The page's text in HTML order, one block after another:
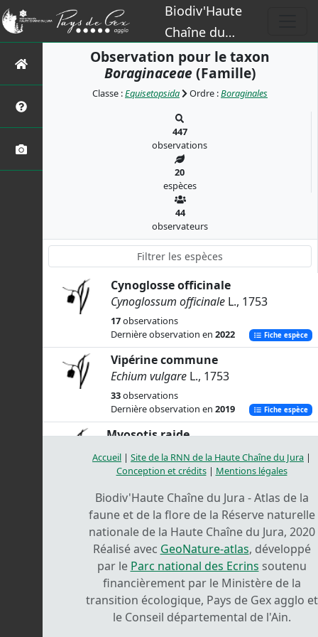
Biodiv'Haute
Chaîne du
Jura
Observation pour le taxon
Boraginaceae(Famille)
Classe :Equisetopsida Ordre :Boraginales
447
observations
20
espèces
44
observateurs
Cynoglosse officinale
Cynoglossum officinale L., 1753
17observations
Dernière observation en 2022 Fiche espèce
Vipérine commune
Echium vulgare L., 1753
33observations
Dernière observation en 2019 Fiche espèce
Myosotis raide
Myosotis strictaLink ex Roem. &
Schult., 1819
Dernière observation en1999 Fiche espèce
-
Myosotis michaelaeŠtěpánková, 1994
observation
Dernière observation en2021 Fiche espèce
Consoude tubéreuse
Symphytum tuberosumL., 1753
Accueil | Site de la RNN de la Haute Chaîne du Jura |
Conception et crédits| Mentions légales
Biodiv'Haute Chaîne du Jura - Atlas de la
faune et de la flore de la Réserve naturelle
nationale de la Haute Chaîne du Jura, 2020
Réalisé avec GeoNature-atlas, développé
par le Parc national des Ecrins soutenu
financièrement par le Ministère de la
transition écologique, Pays de Gex agglo et
le Conseil départemental de l'Ain.